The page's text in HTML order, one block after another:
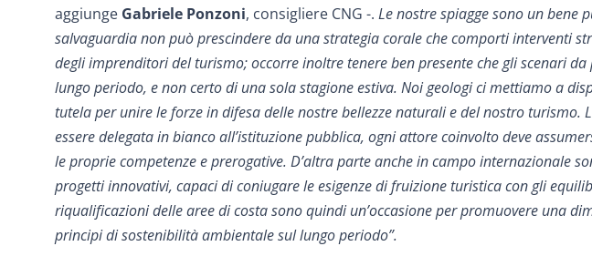
aggiunge Gabriele Ponzoni, consigliere CNG -. Le nostre spiagge sono un bene
salvaguardia non può prescindere da una strategia corale che comporti interventi
degli imprenditori del turismo; occorre inoltre tenere ben presente che gli scenari
lungo periodo, e non certo di una sola stagione estiva. Noi geologi ci mettiamo a
tutela per unire le forze in difesa delle nostre bellezze naturali e del nostro
essere delegata in bianco all’istituzione pubblica, ogni attore coinvolto deve
le proprie competenze e prerogative. D’altra parte anche in campo internazionale
progetti innovativi, capaci di coniugare le esigenze di fruizione turistica con gli
riqualificazioni delle aree di costa sono quindi un’occasione per promuovere una
principi di sostenibilità ambientale sul lungo periodo”.